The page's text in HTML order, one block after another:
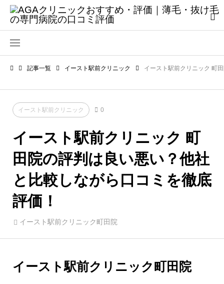
記事一覧 イースト駅前クリニック イースト駅前クリニック 町
イースト駅前クリニック 0
イースト駅前クリニック 町
田院の評判は良い悪い？他社
と比較しながら口コミを徹底
評価！
イースト駅前クリニック町田院
イースト駅前クリニック町田院